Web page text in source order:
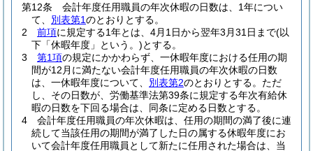
第12条
会計年度任用職員の年次休暇の日数は、1年につい
て、 別表第1のとおりとする。
2
前項に規定する1年とは、4月1日から翌年3月31日まで(以
下「休暇年度」という。)とする。
3
第1項の規定にかかわらず、一休暇年度における任用の期
間が12月に満たない会計年度任用職員の年次休暇の日数
は、一休暇年度について、 別表第2のとおりとする。 ただ
し、その日数が、労働基準法第39条に規定する年次有給休
暇の日数を下回る場合は、同条に定める日数とする。
4
会計年度任用職員の年次休暇は、任用の期間の満了後に連
続して当該任用の期間が満了した日の属する休暇年度にお
いて会計年度任用職員として新たに任用された場合は、当